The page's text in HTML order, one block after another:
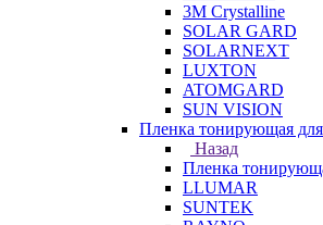
3M Crystalline
SOLAR GARD
SOLARNEXT
LUXTON
ATOMGARD
SUN VISION
Пленка тонирующая для
Назад
Пленка
LLUMAR
SUNTEK